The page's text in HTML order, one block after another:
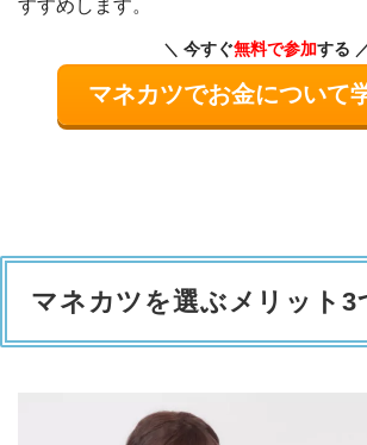
すすめします。
今すぐ無料で参加する
マネカツでお金について
マネカツを選ぶメリット3